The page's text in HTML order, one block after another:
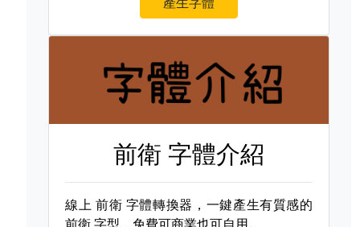
產生字體
前衛 字體介紹
線上 前衛 字體轉換器，一鍵產生有質感的
前衛 字型，免費可商業也可自用。